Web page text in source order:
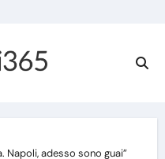
Napoli, adesso sono guai”